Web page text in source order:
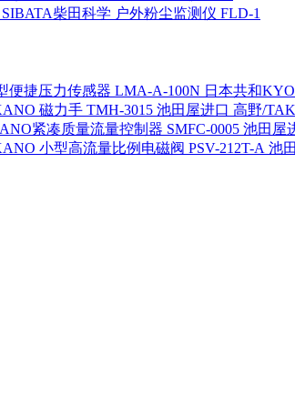
柴田科学 户外粉尘监测仪 FLD-1
日本共和
池田屋进口 高野/
池田屋
池